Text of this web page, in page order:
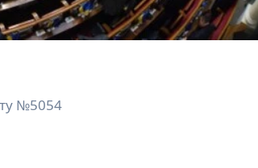
№5054